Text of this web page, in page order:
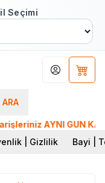
Seçimi
ARA
Hesabım
AYNI GÜN
| Gizlilik Bayi |